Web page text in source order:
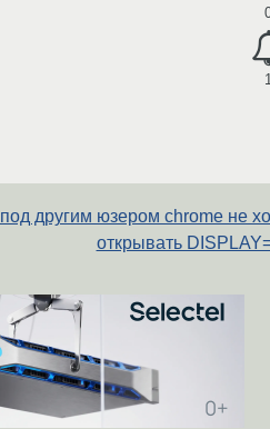
1
другим юзером chrome не
открывать